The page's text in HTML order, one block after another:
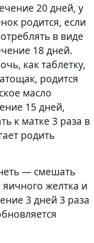
20 дней, у
родится, если
в виде
18 дней.
как таблетку,
родится
масло
15 дней,
к матке 3 раза в
родить
— смешать
желтка и
3 дней 3 раза